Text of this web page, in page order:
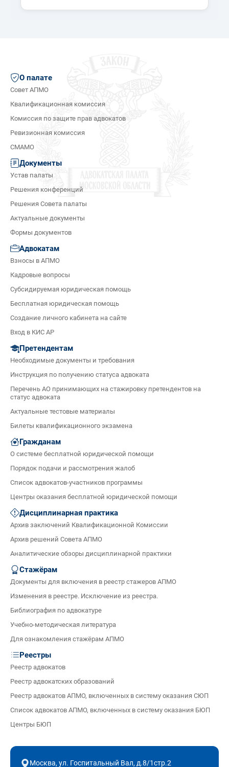
О палате
Совет АПМО
Квалификационная комиссия
Комиссия по защите прав адвокатов
Ревизионная комиссия
СМАМО
Документы
Устав палаты
Решения конференций
Решения Совета палаты
Актуальные документы
Формы документов
Адвокатам
Взносы в АПМО
Кадровые вопросы
Субсидируемая юридическая помощь
Бесплатная юридическая помощь
Создание личного кабинета на сайте
Вход в КИС АР
Претендентам
Необходимые документы и требования
Инструкция по получению статуса адвоката
Перечень АО принимающих на стажировку претендентов на
статус адвоката
Актуальные тестовые материалы
Билеты квалификационного экзамена
Гражданам
О системе бесплатной юридической помощи
Порядок подачи и рассмотрения жалоб
Список адвокатов-участников программы
Центры оказания бесплатной юридической помощи
Дисциплинарная практика
Архив заключений Квалификационной Комиссии
Архив решений Совета АПМО
Аналитические обзоры дисциплинарной практики
Стажёрам
Документы для включения в реестр стажеров АПМО
Изменения в реестре. Исключение из реестра.
Библиография по адвокатуре
Учебно-методическая литература
Для ознакомления стажёрам АПМО
Реестры
Реестр адвокатов
Реестр адвокатских образований
Реестр адвокатов АПМО, включенных в систему оказания СЮП
Список адвокатов АПМО, включенных в систему оказания БЮП
Центры БЮП
Москва, ул. Госпитальный Вал, д.8/1стр.2